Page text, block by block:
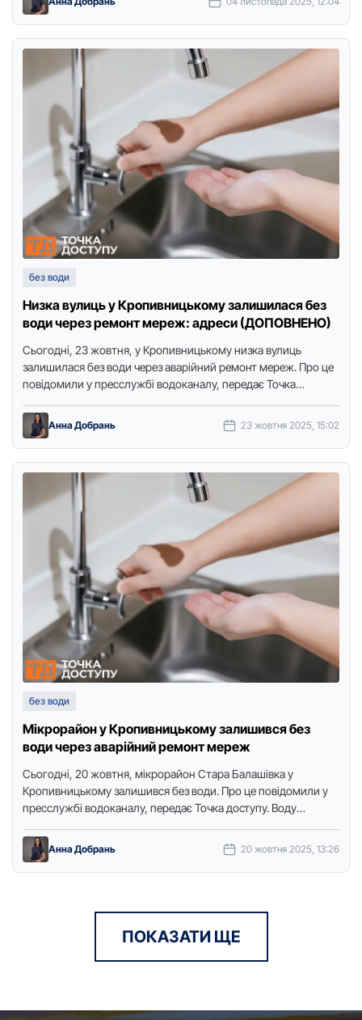
без води
Низка вулиць у Кропивницькому залишилася без
води через ремонт мереж: адреси (ДОПОВНЕНО)
Сьогодні, 23 жовтня, у Кропивницькому низка вулиць
залишилася без води через аварійний ремонт мереж. Про це
повідомили у пресслужбі водоканалу, передає Точка
Анна Добрань 23 жовтня 2025, 15:02
без води
Мікрорайон у Кропивницькому залишився без
води через аварійний ремонт мереж
Сьогодні, 20 жовтня, мікрорайон Стара Балашівка у
Кропивницькому залишився без води. Про це повідомили у
пресслужбі водоканалу, передає Точка доступу. Воду
Анна Добрань 20 жовтня 2025, 13:26
ПОКАЗАТИ ЩЕ